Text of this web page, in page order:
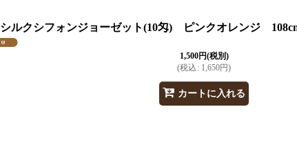
シルクシフォンジョーゼット(10匁) ピンクオレンジ
1,500円(税別)
(税込 : 1,650円)
カートに入れる